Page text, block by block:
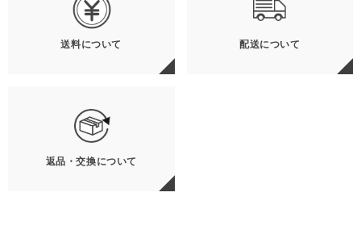
送料について 配送について
返品・交換について